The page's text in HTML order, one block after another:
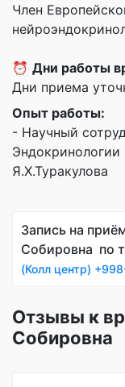
Член
⏰ Дни работы
Дни приема
Опыт работы:
- Научный
Я.Х.Туракулова
Запись на
Собировна по
(Колл центр)
Отзывы к
Собировна